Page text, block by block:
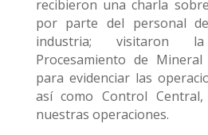
recibieron una charla
por parte del personal
industria; visitaron
Procesamiento de
para evidenciar las
así como Control
nuestras operaciones.